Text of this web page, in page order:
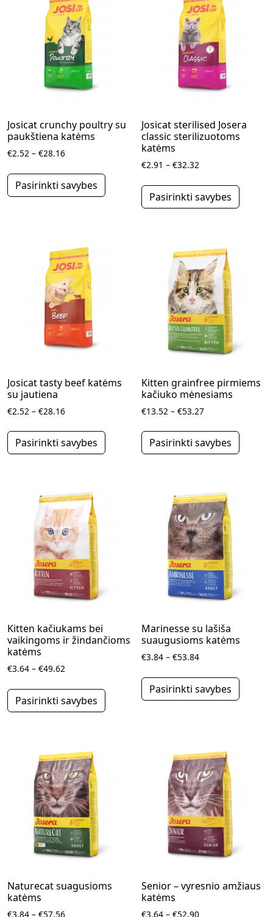
Josicat crunchy poultry su
paukštiena katėms
€2.52 – €28.16Price range: €2.52 through €28.16
Pasirinkti savybes
This product has multiple
Josicat sterilised Josera
classic sterilizuotoms
katėms
€2.91 – €32.32
Pasirinkti savybes
Josicat tasty beef katėms
su jautiena
€2.52 – €28.16Price range: €2.52 through €28.16
Pasirinkti savybes
This product has multiple
Kitten grainfree pirmiems
kačiuko mėnesiams
€13.52 – €53.27Price range:
Pasirinkti savybes
Kitten kačiukams bei
vaikingoms ir žindančioms
katėms
€3.64 – €49.62
Pasirinkti savybes
This product has multiple
Marinesse su lašiša
suaugusioms katėms
€3.84 – €53.84Price range:
Pasirinkti savybes
Naturecat suagusioms
katėms
€3.84 – €57.56Price range: €3.84 through €57.56
Senior – vyresnio amžiaus
katėms
€3.64 – €52.90Price range: